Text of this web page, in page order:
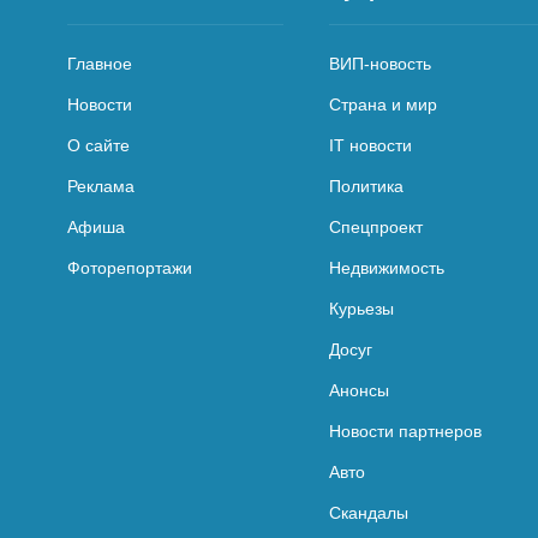
Главное
Новости
О сайте
Реклама
Афиша
Фоторепортажи
ВИП-новость
Страна и мир
IT новости
Политика
Спецпроект
Недвижимость
Курьезы
Досуг
Анонсы
Новости партнеров
Авто
Скандалы